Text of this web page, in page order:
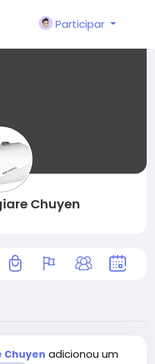
Participar
Chuyen
Chuyen adicionou um